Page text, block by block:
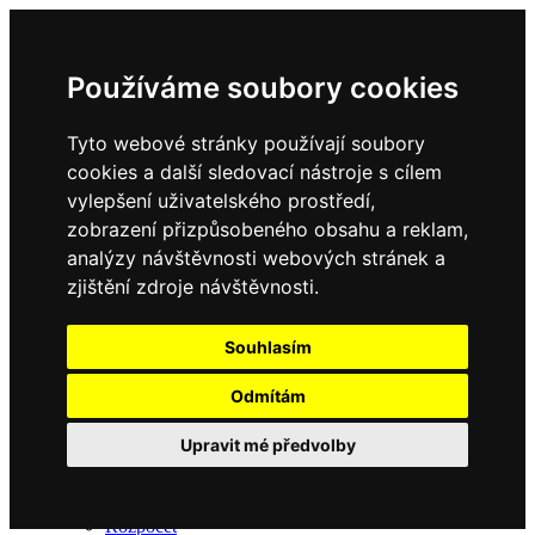
Používáme soubory cookies
Tyto webové stránky používají soubory
cookies a další sledovací nástroje s cílem
vylepšení uživatelského prostředí,
zobrazení přizpůsobeného obsahu a reklam,
analýzy návštěvnosti webových stránek a
zjištění zdroje návštěvnosti.
Souhlasím
Odmítám
Upravit mé předvolby
Domů
Úřední deska
Kontakt
Rozpočet